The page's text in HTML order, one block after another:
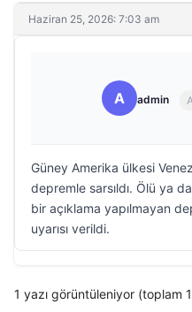
Haziran 25, 2026: 7:03 am
A admin
Güney Amerika ülkesi
depremle sarsıldı. Ölü ya
bir açıklama yapılmayan
uyarısı verildi.
1 yazı görüntüleniyor (toplam